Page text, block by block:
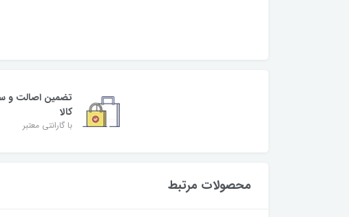
تضمین اصالت و
کالا
با گارانتی معتبر
محصولات مرتبط